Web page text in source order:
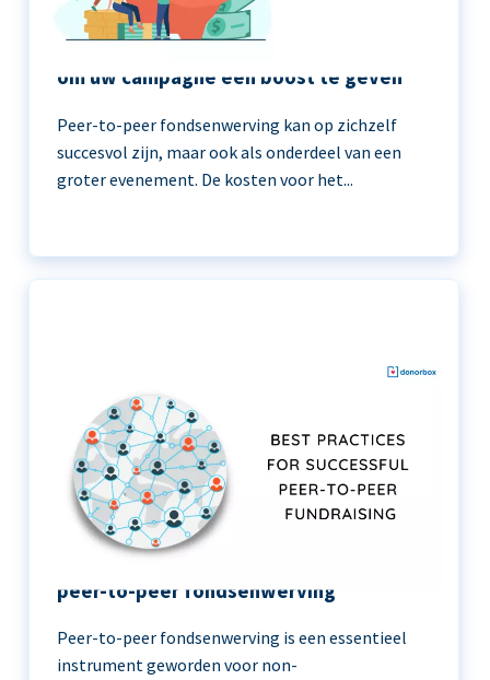
om uw campagne een boost te geven
Peer-to-peer fondsenwerving kan op zichzelf
succesvol zijn, maar ook als onderdeel van een
groter evenement. De kosten voor het...
11 beste praktijken voor succesvolle
peer-to-peer fondsenwerving
Peer-to-peer fondsenwerving is een essentieel
instrument geworden voor non-